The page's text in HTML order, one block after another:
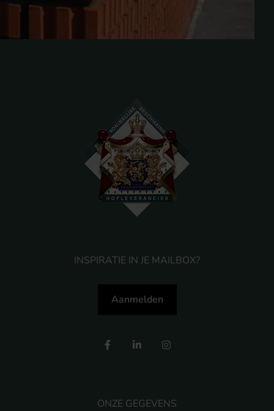
ONZE GEGEVENS
INSPIRATIE IN JE MAILBOX?
Aanmelden